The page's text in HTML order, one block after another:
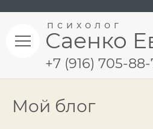
Саенко
психолог
+7 (916) 705-
Мой блог